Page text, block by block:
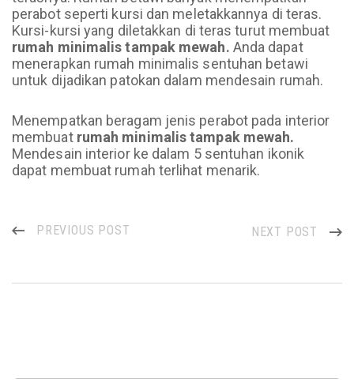
perabot seperti kursi dan meletakkannya di teras.
Kursi-kursi yang diletakkan di teras turut membuat
rumah minimalis tampak mewah. Anda dapat
menerapkan rumah minimalis sentuhan betawi
untuk dijadikan patokan dalam mendesain rumah.
Menempatkan beragam jenis perabot pada interior
membuat rumah minimalis tampak mewah.
Mendesain interior ke dalam 5 sentuhan ikonik
dapat membuat rumah terlihat menarik.
PREVIOUS POST NEXT POST